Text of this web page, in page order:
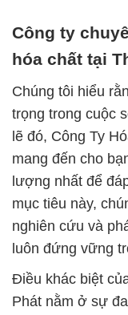
Công ty
hóa chất tại
Chúng tôi hiểu
trọng trong cuộc
lẽ đó, Công Ty
mang đến cho
lượng nhất để
mục tiêu này,
nghiên cứu và
luôn đứng vững
Điều khác biệt
Phát nằm ở sự